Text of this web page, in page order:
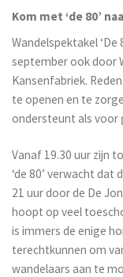
Kom met ‘de 80’
Wandelspektakel
september ook door
Kansenfabriek.
te openen en te
ondersteunt als voor
Vanaf 19.30 uur zijn
‘de 80’ verwacht
21 uur door de De
hoopt op veel
is immers de enige
terechtkunnen om
wandelaars aan te